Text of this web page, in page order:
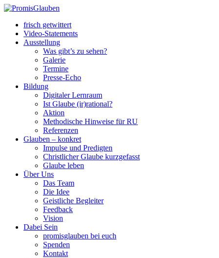
frisch getwittert
Video-Statements
Ausstellung
Was gibt’s zu sehen?
Galerie
Termine
Presse-Echo
Bildung
Digitaler Lernraum
Ist Glaube (ir)rational?
Aktion
Methodische Hinweise für RU
Referenzen
Glauben – konkret
Impulse und Predigten
Christlicher Glaube kurzgefasst
Glaube leben
Über Uns
Das Team
Die Idee
Geistliche Begleiter
Feedback
Vision
Dabei Sein
promisglauben bei euch
Spenden
Kontakt